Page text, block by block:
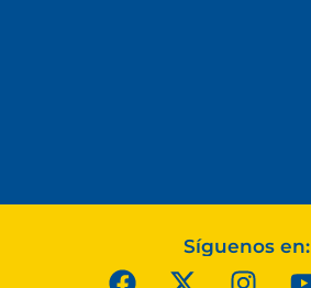
Síguenos en: